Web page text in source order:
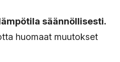
säännöllisesti.
huomaat muutokset